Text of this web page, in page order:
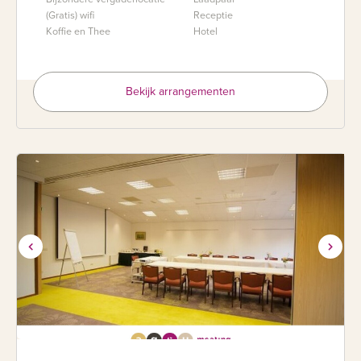
(Gratis) wifi
Koffie en Thee
Receptie
Hotel
Bekijk arrangementen